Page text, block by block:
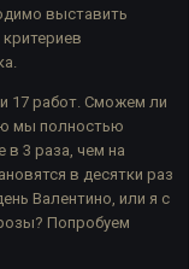
выставить
17 работ. Сможем ли
мы полностью
в 3 раза, чем на
в десятки раз
Валентино, или я с
Попробуем